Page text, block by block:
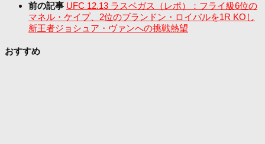
前の記事 UFC 12.13 ラスベガス（レポ）：フライ級6位の
マネル・ケイプ、2位のブランドン・ロイバルを1R KOし
新王者ジョシュア・ヴァンへの挑戦熱望
おすすめ